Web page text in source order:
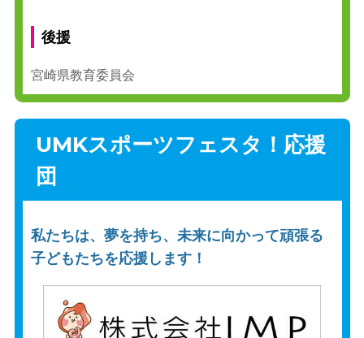
後援
宮崎県教育委員会
UMKスポーツフェスタ！応援
団
私たちは、夢を持ち、未来に向かって頑張る
子どもたちを応援します！